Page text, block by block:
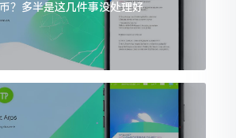
？多半是这几件事没处理好